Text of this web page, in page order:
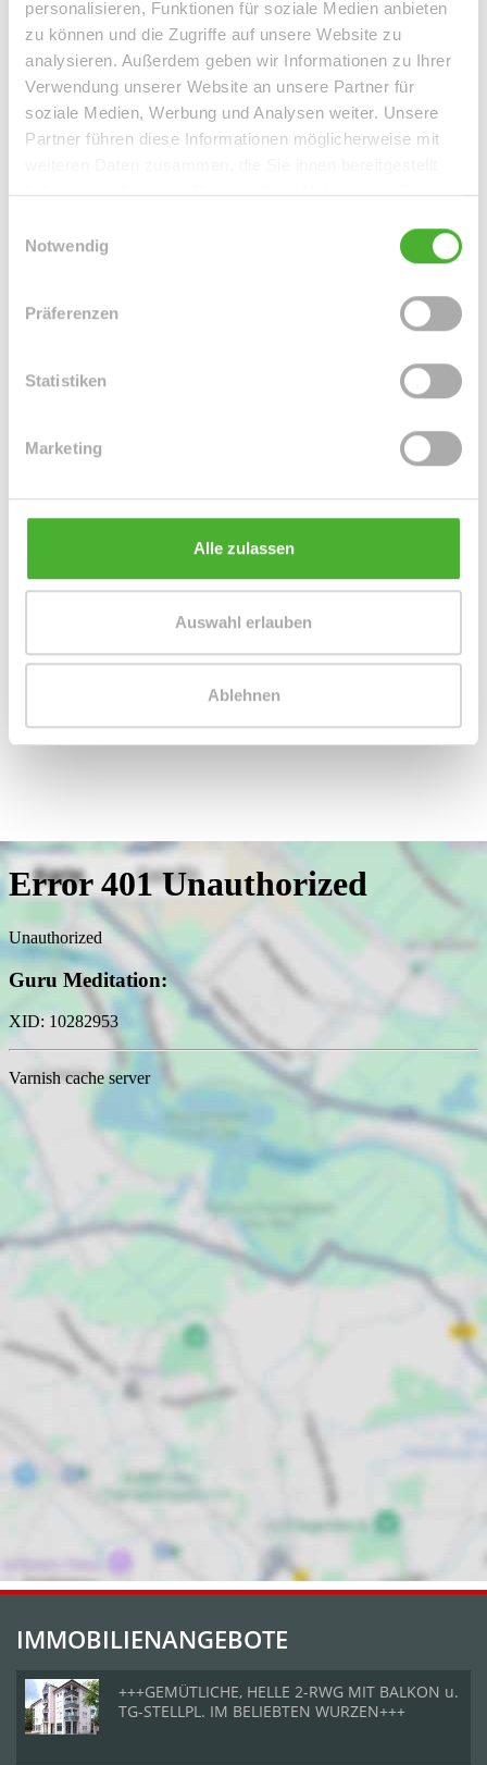
personalisieren, Funktionen für soziale Medien anbieten
zu können und die Zugriffe auf unsere Website zu
analysieren. Außerdem geben wir Informationen zu Ihrer
Verwendung unserer Website an unsere Partner für
soziale Medien, Werbung und Analysen weiter. Unsere
Partner führen diese Informationen möglicherweise mit
haben oder die sie im Rahmen Ihrer Nutzung der Dienste
Notwendig
Präferenzen
Statistiken
Marketing
Alle zulassen
Auswahl erlauben
Ablehnen
ausgestattet.
Das Wohnzimmer sowie das auf der rechten Flurseite
angrenzende Badezimmer sind vom großzügen Flur aus
begehbar. Linksseitig vom Wohnzimmer gelangen Sie in
den Küchenbereich. Vom Wohnzimmer aus betreten Sie
den großen hofseitigen Balkon, welcher Ihnen einen
Zur Wohnung gehört ein separates Kellerabteil, welches
Mobil: 004915254250755
info@le-apis-immobilien.de
IMMOBILIENANGEBOTE
+++GEMÜTLICHE, HELLE 2-RWG MIT BALKON u.
TG-STELLPL. IM BELIEBTEN WURZEN+++